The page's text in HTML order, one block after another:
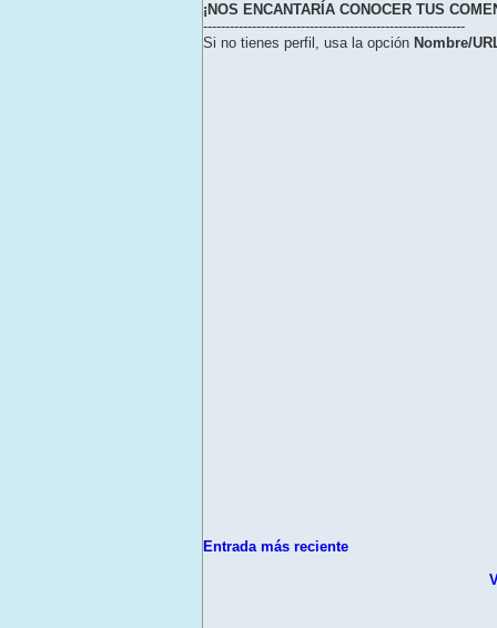
¡NOS ENCANTARÍA CONOCER TUS
-----------------------------------------------------------
Si no tienes perfil, usa la opción Nombre/
Entrada más reciente